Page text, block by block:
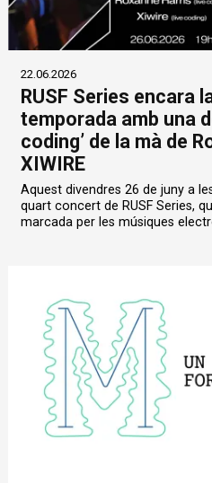
22.06.2026
RUSF Series encara
temporada amb una
coding’ de la mà de
XIWIRE
Aquest divendres 26 de juny a
quart concert de RUSF Series,
marcada per les músiques